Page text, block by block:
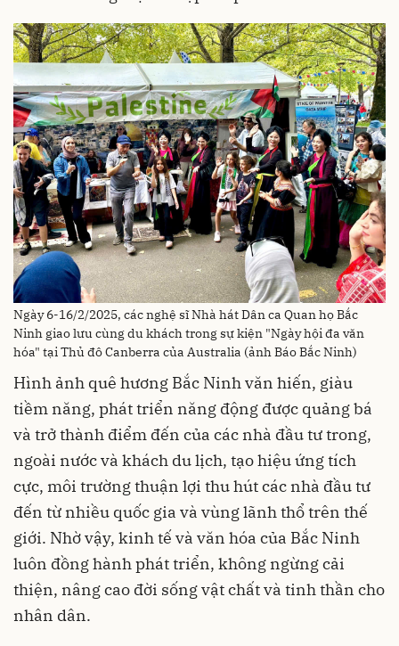
Ngày 6-16/2/2025, các nghệ sĩ Nhà hát Dân ca Quan họ Bắc
Ninh giao lưu cùng du khách trong sự kiện "Ngày hội đa văn
hóa" tại Thủ đô Canberra của Australia (ảnh Báo Bắc Ninh)
Hình ảnh quê hương Bắc Ninh văn hiến, giàu
tiềm năng, phát triển năng động được quảng bá
và trở thành điểm đến của các nhà đầu tư trong,
ngoài nước và khách du lịch, tạo hiệu ứng tích
cực, môi trường thuận lợi thu hút các nhà đầu tư
đến từ nhiều quốc gia và vùng lãnh thổ trên thế
giới. Nhờ vậy, kinh tế và văn hóa của Bắc Ninh
luôn đồng hành phát triển, không ngừng cải
thiện, nâng cao đời sống vật chất và tinh thần cho
nhân dân.